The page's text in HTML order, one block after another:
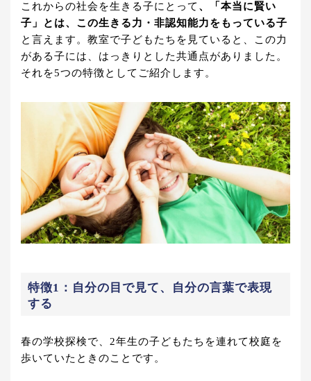
これからの社会を生きる子にとって 、「本当に賢い
子」とは、この生きる力・非認知能力をも っている子
と言えます。教室で子どもたちを見ていると、この力
がある子には、はっきりとした共通点がありました。
それを5つの特徴としてご紹介します。
特徴1：自分の目で見て、自分の言葉で表現
する
春の学校探検で、2年生の子どもたちを連れて校庭を
歩いていたときのことです。